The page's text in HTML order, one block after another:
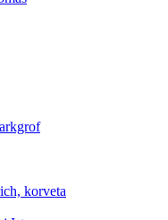
korveta